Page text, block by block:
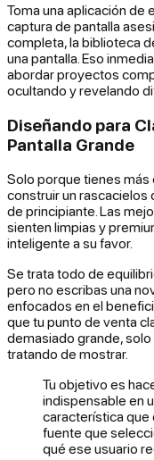
Toma una aplicación de
captura de pantalla
completa, la biblioteca
una pantalla. Eso
abordar proyectos
ocultando y revelando
Diseñando para
Pantalla Grande
Solo porque tienes más
construir un rascacielos
de principiante. Las
sienten limpias y
inteligente a su favor.
Se trata todo de
pero no escribas una
enfocados en el
que tu punto de venta
demasiado grande,
tratando de mostrar.
Tu objetivo es
indispensable en
característica que
fuente que
qué ese usuario